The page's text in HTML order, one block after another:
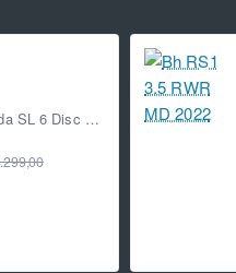
TREK Émonda SL 6 Disc Pro Lithium Grey/Brushed Chrome 56 53cm 56 2022